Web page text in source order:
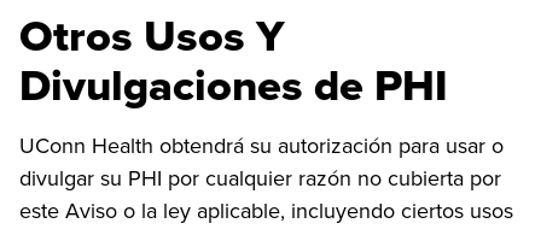
Otros Usos Y
Divulgaciones de PHI
UConn Health obtendrá su autorización para usar o
divulgar su PHI por cualquier razón no cubierta por
este Aviso o la ley aplicable, incluyendo ciertos usos